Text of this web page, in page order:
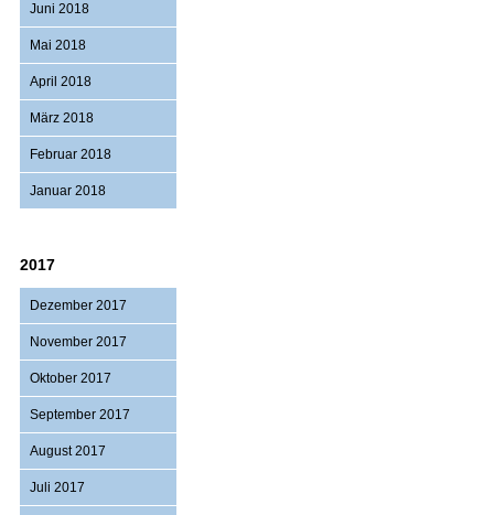
Juni 2018
Mai 2018
April 2018
März 2018
Februar 2018
Januar 2018
2017
Dezember 2017
November 2017
Oktober 2017
September 2017
August 2017
Juli 2017